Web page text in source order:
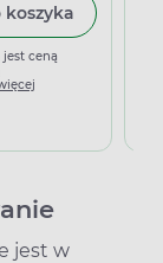
Dodaj do koszyka
jest ceną
jest w